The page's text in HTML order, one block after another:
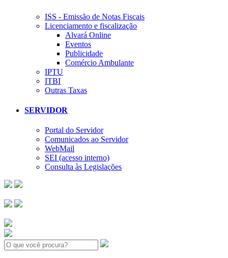
ISS - Emissão de Notas Fiscais
Licenciamento e fiscalização
Alvará Online
Eventos
Publicidade
Comércio Ambulante
IPTU
ITBI
Outras Taxas
SERVIDOR
Portal do Servidor
Comunicados ao Servidor
WebMail
SEI (acesso interno)
Consulta às Legislações
Search: